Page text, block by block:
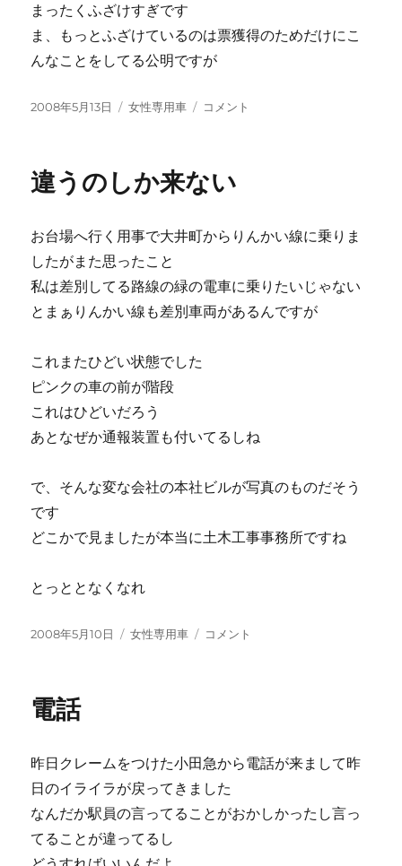
まったくふざけすぎです
ま、もっとふざけているのは票獲得のためだけにこ
んなことをしてる公明ですが
投
2008年5月13日
カ
ー
女性専用車
ピ
コメント
違うのしか来ない
お台場へ行く用事で大井町からりんかい線に乗りま
したがまた思ったこと
私は差別してる路線の緑の電車に乗りたいじゃない
とまぁりんかい線も差別車両があるんですが
これまたひどい状態でした
ピンクの車の前が階段
これはひどいだろう
あとなぜか通報装置も付いてるしね
で、そんな変な会社の本社ビルが写真のものだそう
です
どこかで見ましたが本当に土木工事事務所ですね
とっととなくなれ
投
2008年5月10日
カ
女性専用車
違
い
に
コメント
電話
昨日クレームをつけた小田急から電話が来まして昨
日のイライラが戻ってきました
なんだか駅員の言ってることがおかしかったし言っ
てることが違ってるし